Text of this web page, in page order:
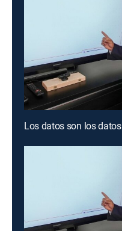
Los datos son los datos